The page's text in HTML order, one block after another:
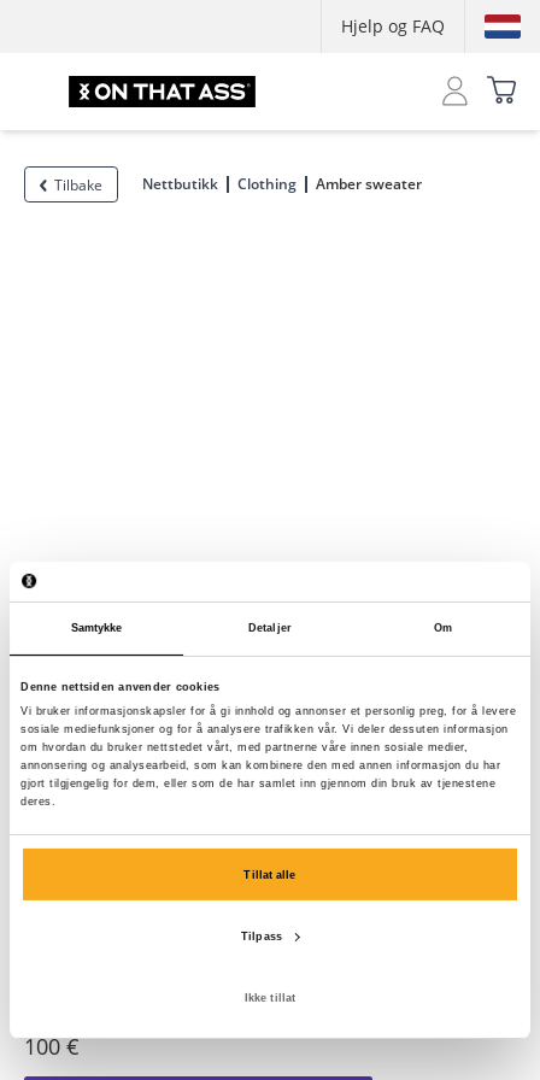
Samtykke Detaljer Om
Denne nettsiden anvender cookies
Vi bruker informasjonskapsler for å gi innhold og annonser et personlig preg, for å levere
sosiale mediefunksjoner og for å analysere trafikken vår. Vi deler dessuten informasjon
om hvordan du bruker nettstedet vårt, med partnerne våre innen sosiale medier,
annonsering og analysearbeid, som kan kombinere den med annen informasjon du har
gjort tilgjengelig for dem, eller som de har samlet inn gjennom din bruk av tjenestene
deres.
Tillat alle
Tilpass
Ikke tillat
Hjelp og FAQ
Tilbake Nettbutikk Clothing Amber sweater
100 €